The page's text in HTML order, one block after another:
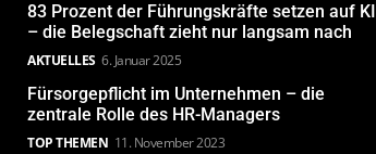
83 Prozent der Führungskräfte setzen auf KI
– die Belegschaft zieht nur langsam nach
AKTUELLES 6. Januar 2025
Fürsorgepflicht im Unternehmen – die
zentrale Rolle des HR-Managers
TOP THEMEN 11. November 2023